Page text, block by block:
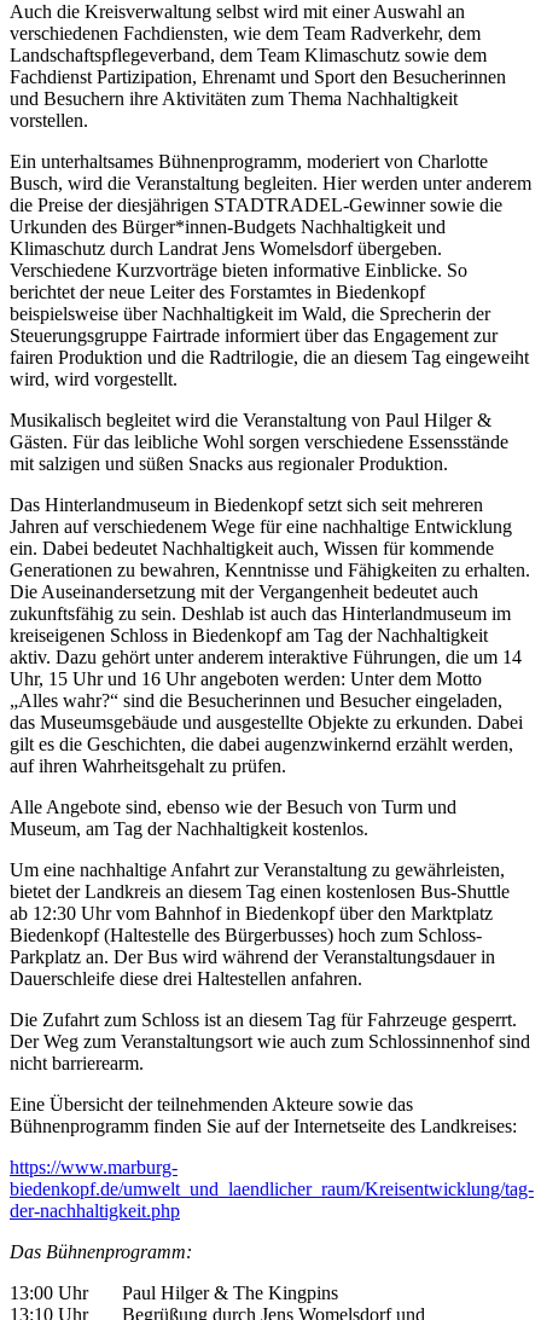
Auch die Kreisverwaltung selbst wird mit einer Auswahl an
verschiedenen Fachdiensten, wie dem Team Radverkehr, dem
Landschaftspflegeverband, dem Team Klimaschutz sowie dem
Fachdienst Partizipation, Ehrenamt und Sport den Besucherinnen
und Besuchern ihre Aktivitäten zum Thema Nachhaltigkeit
vorstellen.
Ein unterhaltsames Bühnenprogramm, moderiert von Charlotte
Busch, wird die Veranstaltung begleiten. Hier werden unter anderem
die Preise der diesjährigen STADTRADEL-Gewinner sowie die
Urkunden des Bürger*innen-Budgets Nachhaltigkeit und
Klimaschutz durch Landrat Jens Womelsdorf übergeben.
Verschiedene Kurzvorträge bieten informative Einblicke. So
berichtet der neue Leiter des Forstamtes in Biedenkopf
beispielsweise über Nachhaltigkeit im Wald, die Sprecherin der
Steuerungsgruppe Fairtrade informiert über das Engagement zur
fairen Produktion und die Radtrilogie, die an diesem Tag eingeweiht
wird, wird vorgestellt.
Musikalisch begleitet wird die Veranstaltung von Paul Hilger &
Gästen. Für das leibliche Wohl sorgen verschiedene Essensstände
mit salzigen und süßen Snacks aus regionaler Produktion.
Das Hinterlandmuseum in Biedenkopf setzt sich seit mehreren
Jahren auf verschiedenem Wege für eine nachhaltige Entwicklung
ein. Dabei bedeutet Nachhaltigkeit auch, Wissen für kommende
Generationen zu bewahren, Kenntnisse und Fähigkeiten zu erhalten.
Die Auseinandersetzung mit der Vergangenheit bedeutet auch
zukunftsfähig zu sein. Deshlab ist auch das Hinterlandmuseum im
kreiseigenen Schloss in Biedenkopf am Tag der Nachhaltigkeit
aktiv. Dazu gehört unter anderem interaktive Führungen, die um 14
Uhr, 15 Uhr und 16 Uhr angeboten werden: Unter dem Motto
„Alles wahr?“ sind die Besucherinnen und Besucher eingeladen,
das Museumsgebäude und ausgestellte Objekte zu erkunden. Dabei
gilt es die Geschichten, die dabei augenzwinkernd erzählt werden,
auf ihren Wahrheitsgehalt zu prüfen.
Alle Angebote sind, ebenso wie der Besuch von Turm und
Museum, am Tag der Nachhaltigkeit kostenlos.
Um eine nachhaltige Anfahrt zur Veranstaltung zu gewährleisten,
bietet der Landkreis an diesem Tag einen kostenlosen Bus-Shuttle
ab 12:30 Uhr vom Bahnhof in Biedenkopf über den Marktplatz
Biedenkopf (Haltestelle des Bürgerbusses) hoch zum Schloss-
Parkplatz an. Der Bus wird während der Veranstaltungsdauer in
Dauerschleife diese drei Haltestellen anfahren.
Die Zufahrt zum Schloss ist an diesem Tag für Fahrzeuge gesperrt.
Der Weg zum Veranstaltungsort wie auch zum Schlossinnenhof sind
nicht barrierearm.
Eine Übersicht der teilnehmenden Akteure sowie das
Bühnenprogramm finden Sie auf der Internetseite des Landkreises:
https://www.marburg-
biedenkopf.de/umwelt_und_laendlicher_raum/Kreisentwicklung/tag-
der-nachhaltigkeit.php
Das Bühnenprogramm:
13:00 Uhr Paul Hilger & The Kingpins
13:10 Uhr Begrüßung durch Jens Womelsdorf und